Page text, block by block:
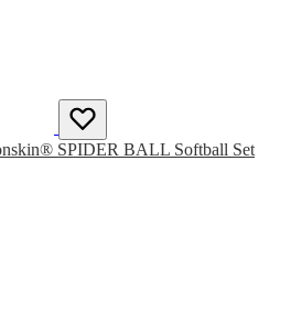
SPIDER BALL Softball Set